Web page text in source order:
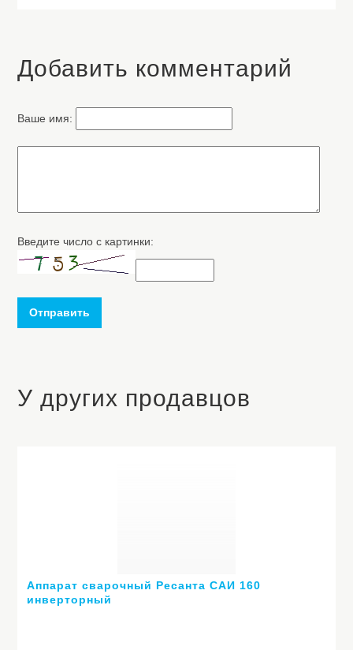
Добавить комментарий
Ваше имя:
Введите число с картинки:
Отправить
У других продавцов
Аппарат сварочный Ресанта САИ 160
инверторный